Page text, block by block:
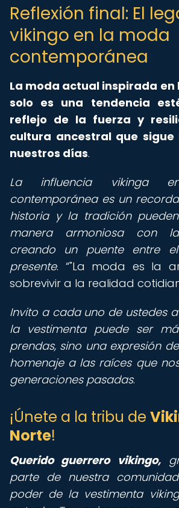
Reflexión final: El
vikingo en la moda
contemporánea
La moda actual inspirada en
solo es una tendencia
reflejo de la fuerza y
cultura ancestral que sigue
nuestros días.
La influencia vikinga
contemporánea es un
historia y la tradición
manera armoniosa con
creando un puente entre
presente.
"La moda es la
sobrevivir a la realidad
Invito a cada uno de ustedes
la vestimenta puede ser
prendas, sino una expresión
homenaje a las raíces que
generaciones pasadas.
¡Únete a la tribu de
Norte!
Querido guerrero vikingo,
parte de nuestra
poder de la vestimenta